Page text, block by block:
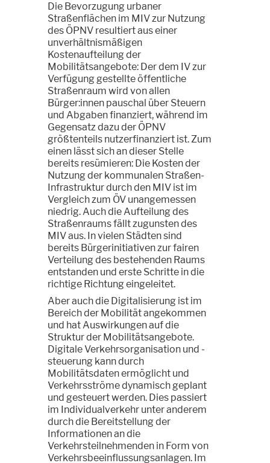
Die Bevorzugung urbaner
Straßenflächen im MIV zur Nutzung
des ÖPNV resultiert aus einer
unverhältnismäßigen
Kostenaufteilung der
Mobilitätsangebote: Der dem IV zur
Verfügung gestellte öffentliche
Straßenraum wird von allen
Bürger:innen pauschal über Steuern
und Abgaben finanziert, während im
Gegensatz dazu der ÖPNV
größtenteils nutzerfinanziert ist. Zum
einen lässt sich an dieser Stelle
bereits resümieren: Die Kosten der
Nutzung der kommunalen Straßen-
Infrastruktur durch den MIV ist im
Vergleich zum ÖV unangemessen
niedrig. Auch die Aufteilung des
Straßenraums fällt zugunsten des
MIV aus. In vielen Städten sind
bereits Bürgerinitiativen zur fairen
Verteilung des bestehenden Raums
entstanden und erste Schritte in die
richtige Richtung eingeleitet.
Aber auch die Digitalisierung ist im
Bereich der Mobilität angekommen
und hat Auswirkungen auf die
Struktur der Mobilitätsangebote.
Digitale Verkehrsorganisation und -
steuerung kann durch
Mobilitätsdaten ermöglicht und
Verkehrsströme dynamisch geplant
und gesteuert werden. Dies passiert
im Individualverkehr unter anderem
durch die Bereitstellung der
Informationen an die
Verkehrsteilnehmenden in Form von
Verkehrsbeeinflussungsanlagen. Im